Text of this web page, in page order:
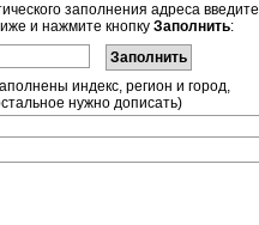
заполнения адреса введите
и нажмите кнопку Заполнить:
индекс, регион и город,
нужно дописать)